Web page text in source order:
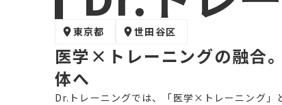
東京都 世田谷区
医学×トレーニングの融合
体へ
Dr.トレーニングでは、「医学×トレーニング」